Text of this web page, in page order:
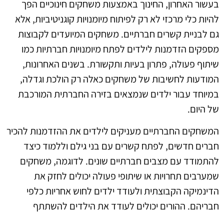
בעשור האחרון, החינוך באמצעות משחקים חינוכיים הפך
להיות כלי מרכזי לא רק לפיתוח מיומנויות קוגניטיביות, אלא
גם לבניית קשרים חברתיים. משחקים המיועדים לקבוצות
מספקים הזדמנות לילדים לפתח מיומנויות חברתיות כמו
שיתוף פעולה, פתרון בעיות ותקשורת. בשנים האחרונות,
המודעות לחשיבות של משחקים כאלה רק הולכת וגדלה,
במיוחד עבור ילדים שנמצאים בזירה החברתית המורכבת
של היום.
המשחקים החברתיים מעניקים לילדים את ההזדמנות להכיר
חברים חדשים, לפתח קשרים עם בני גילם וללמוד כיצד
להתמודד עם מצבים חברתיים שונים. לדוגמה, משחקים
שמערבים תחרויות או שיתופי פעולה יכולים לחזק את
הדינמיקה הקבוצתית ולעודד ילדים לחוש אחריות כלפי
חבריהם. ההורים יכולים לעודד את הילדים להשתתף